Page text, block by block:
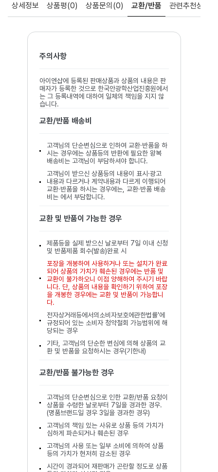
상세정보 상품평(0) 상품문의 (0) 교환/반품 관련추천상품
주의사항
아이엔샵에 등록된 판매상품과 상품의 내용은 판
매자가 등록한 것으로 한국안광학산업진흥원에서
는 그 등록내역에 대하여 일체의 책임을 지지 않
습니다.
교환/반품 배송비
고객님의 단순변심으로 인하여 교환·반품을 하
시는 경우에는 상품등의 반환에 필요한 왕복
배송비는 고객님이 부담하셔야 합니다.
고객님이 받으신 상품등의 내용이 표시·광고
내용과 다르거나 계약내용과 다르게 이행되어
교환·반품을 하시는 경우에는, 교환·반품 배송
비는 에서 부담합니다.
교환 및 반품이 가능한 경우
제품등을 실제 받으신 날로부터 7일 이내 신청
및 반품제품 회수(발송)완료 시
포장을 개봉하여 사용하거나 또는 설치가 완료
되어 상품의 가치가 훼손된 경우에는 반품 및
교환이 불가하오니 이점 양해하여 주시기 바랍
니다. 단, 상품의 내용을 확인하기 위하여 포장
을 개봉한 경우에는 교환 및 반품이 가능합니
다.
전자상거래등에서의소비자보호에관한법률'에
규정되어 있는 소비자 청약철회 가능범위에 해
당되는 경우
기타, 고객님의 단순한 변심에 의해 상품의 교
환 및 반품을 요청하시는 경우(기한내)
교환/반품 불가능한 경우
고객님의 단순변심으로 인한 교환/반품 요청이
상품을 수령한 날로부터 7일을 경과한 경우.
(명품브랜드일 경우 3일을 경과한 경우)
고객님의 책임 있는 사유로 상품 등의 가치가
심하게 파손되거나 훼손된 경우
고객님의 사용 또는 일부 소비에 의하여 상품
등의 가치가 현저히 감소된 경우
시간이 경과되어 재판매가 곤란할 정도로 상품